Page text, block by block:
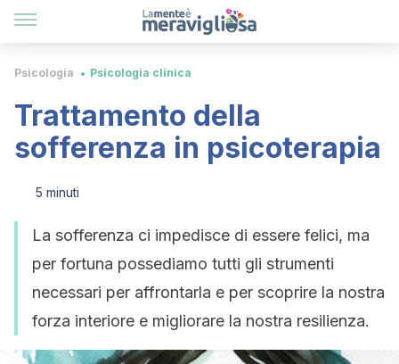
Psicologia Psicologia clinica
Trattamento della
sofferenza in psicoterapia
5 minuti
La sofferenza ci impedisce di essere felici, ma
per fortuna possediamo tutti gli strumenti
necessari per affrontarla e per scoprire la nostra
forza interiore e migliorare la nostra resilienza.